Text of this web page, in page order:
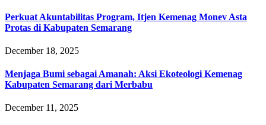
Perkuat Akuntabilitas Program, Itjen Kemenag Monev Asta
Protas di Kabupaten Semarang
December 18, 2025
Menjaga Bumi sebagai Amanah: Aksi Ekoteologi Kemenag
Kabupaten Semarang dari Merbabu
December 11, 2025